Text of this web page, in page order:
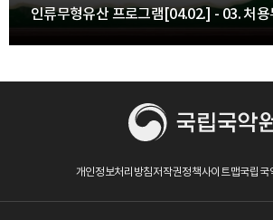
인류무형유산 프로그램[04.02.] - 03. 처용
개인정보처리방침저작권정책사이트맵국립국